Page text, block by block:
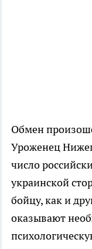
Обмен
Уроженец
число
украинской
бойцу, как и
оказывают